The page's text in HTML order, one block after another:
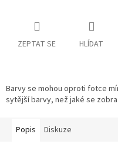
ZEPTAT SE HLÍDAT
Barvy se mohou oproti fotce
sytější barvy, než jaké se
Popis Diskuze